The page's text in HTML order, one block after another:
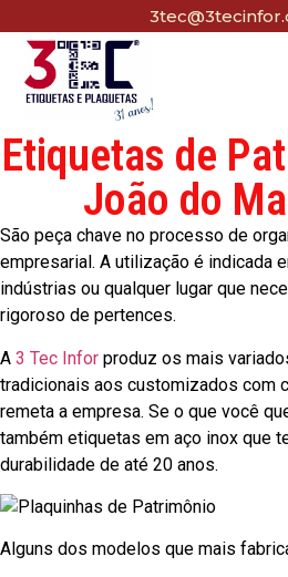
Etiquetas de
João do
São peça chave no processo de
empresarial. A utilização é indicada
indústrias ou qualquer lugar que
rigoroso de pertences.
A 3 Tec Infor produz os mais
tradicionais aos customizados com
remeta a empresa. Se o que você
também etiquetas em aço inox que
durabilidade de até 20 anos.
Alguns dos modelos que mais